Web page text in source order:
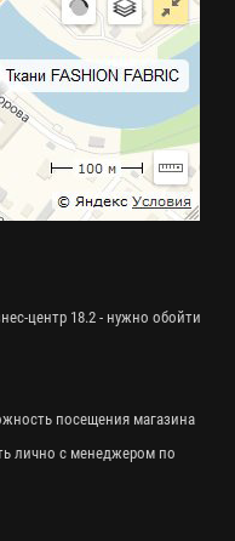
центр 18.2 - нужно обойти
посещения магазина
лично с менеджером по